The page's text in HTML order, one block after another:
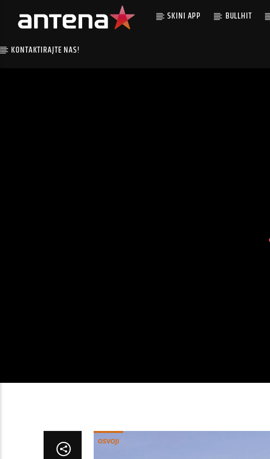
SKINI APP BULLHIT
KONTAKTIRAJTE NAS!
OSVOJI